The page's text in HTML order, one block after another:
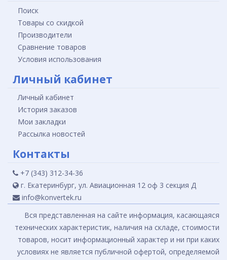
Поиск
Товары со скидкой
Производители
Сравнение товаров
Условия использования
Личный кабинет
Личный кабинет
История заказов
Мои закладки
Рассылка новостей
Контакты
+7 (343) 312-34-36
г. Екатеринбург, ул. Авиационная 12 оф 3 секция Д
info@konvertek.ru
Вся представленная на сайте информация, касающаяся
технических характеристик, наличия на складе, стоимости
товаров, носит информационный характер и ни при каких
условиях не является публичной офертой, определяемой